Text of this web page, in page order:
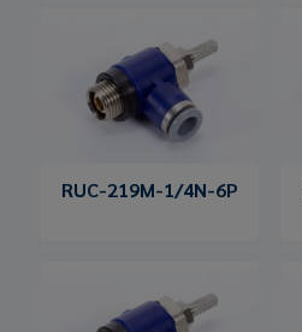
RUC-219M-1/4N-6P